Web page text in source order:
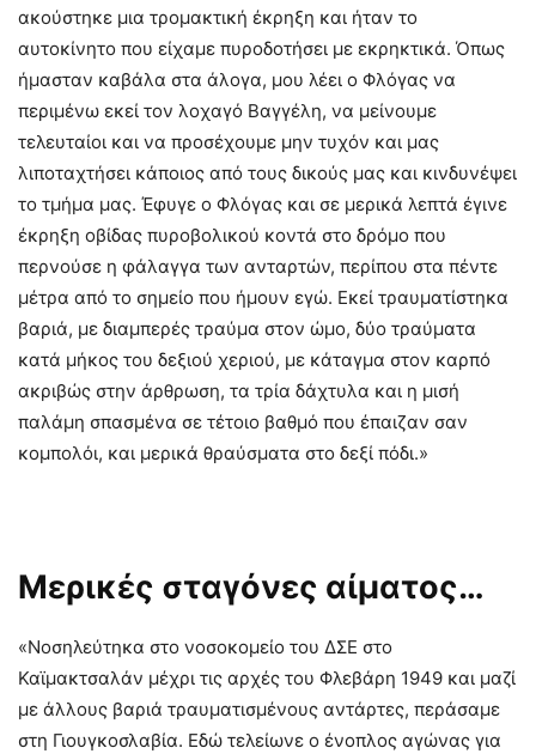
ακούστηκε μια τρομακτική έκρηξη και ήταν το
αυτοκίνητο που είχαμε πυροδοτήσει με εκρηκτικά. Όπως
ήμασταν καβάλα στα άλογα, μου λέει ο Φλόγας να
περιμένω εκεί τον λοχαγό Βαγγέλη, να μείνουμε
τελευταίοι και να προσέχουμε μην τυχόν και μας
λιποταχτήσει κάποιος από τους δικούς μας και κινδυνέψει
το τμήμα μας. Έφυγε ο Φλόγας και σε μερικά λεπτά έγινε
έκρηξη οβίδας πυροβολικού κοντά στο δρόμο που
περνούσε η φάλαγγα των ανταρτών, περίπου στα πέντε
μέτρα από το σημείο που ήμουν εγώ. Εκεί τραυματίστηκα
βαριά, με διαμπερές τραύμα στον ώμο, δύο τραύματα
κατά μήκος του δεξιού χεριού, με κάταγμα στον καρπό
ακριβώς στην άρθρωση, τα τρία δάχτυλα και η μισή
παλάμη σπασμένα σε τέτοιο βαθμό που έπαιζαν σαν
κομπολόι, και μερικά θραύσματα στο δεξί πόδι.»
Μερικές σταγόνες αίματος…
«Νοσηλεύτηκα στο νοσοκομείο του ΔΣΕ στο
Καϊμακτσαλάν μέχρι τις αρχές του Φλεβάρη 1949 και μαζί
με άλλους βαριά τραυματισμένους αντάρτες, περάσαμε
στη Γιουγκοσλαβία. Εδώ τελείωνε ο ένοπλος αγώνας για